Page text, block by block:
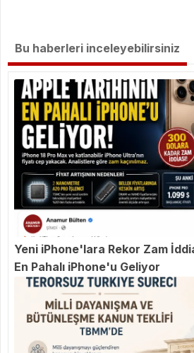
Bu haberleri inceleyebilirsiniz
Yeni iPhone'lara Rekor Zam
En Pahalı iPhone'u Geliyor